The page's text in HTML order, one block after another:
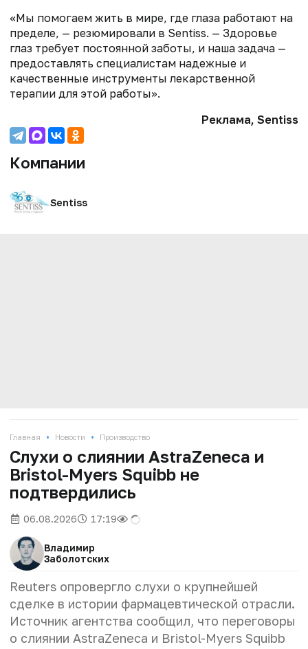
«Мы помогаем жить в мире, где глаза работают на
пределе, — резюмировали в Sentiss. — Здоровье
глаз требует постоянной заботы, и наша задача —
предоставлять специалистам надежные и
качественные инструменты лекарственной
терапии для этой работы».
Реклама, Sentiss
Компании
Sentiss
Главная • Новости • Производство
Слухи о слиянии AstraZeneca и
Bristol-Myers Squibb не
подтвердились
06.08.2026 17:19
Владимир
Заболотских
Reuters опровергло слухи о крупнейшей
сделке в истории фармацевтической отрасли.
Источник агентства сообщил, что переговоры
о слиянии AstraZeneca и Bristol-Myers Squibb